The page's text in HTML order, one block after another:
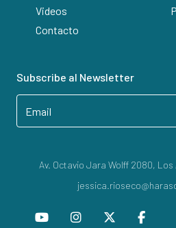
Videos
Contacto
Subscribe al Newsletter
Av. Octavio Jara Wolff 2080,